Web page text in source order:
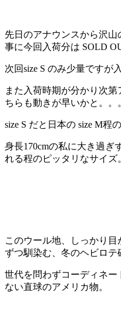
先日のアナウンスから沢
事に今回入荷分は SOLD
次回size S のみ少量ですが
また入荷時期が分かり次
ちらも動きが早いかと。。
size S だと日本の size M程
身長170cmの私に大き過ぎ
れる程のピッタリなサイズ
このウール地、しっかり
ずつ馴染む、冬のヘビロテ
世代を問わずコーディネー
ない直球のアメリカ物。